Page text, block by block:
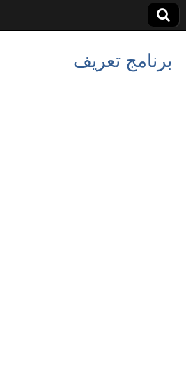
برنامج تعريف